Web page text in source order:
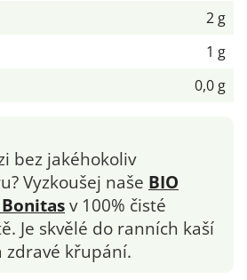
2 g
1 g
0,0 g
bez jakéhokoliv
Vyzkoušej naše BIO
v 100% čisté
Je skvělé do ranních kaší
zdravé křupání.